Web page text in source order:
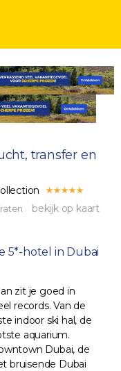
transfer en
bekijk op kaart
5*-hotel in Dubai
zit je goed in
records. Van de
indoor ski hal, de
aquarium.
Dubai, de
bruisende Dubai